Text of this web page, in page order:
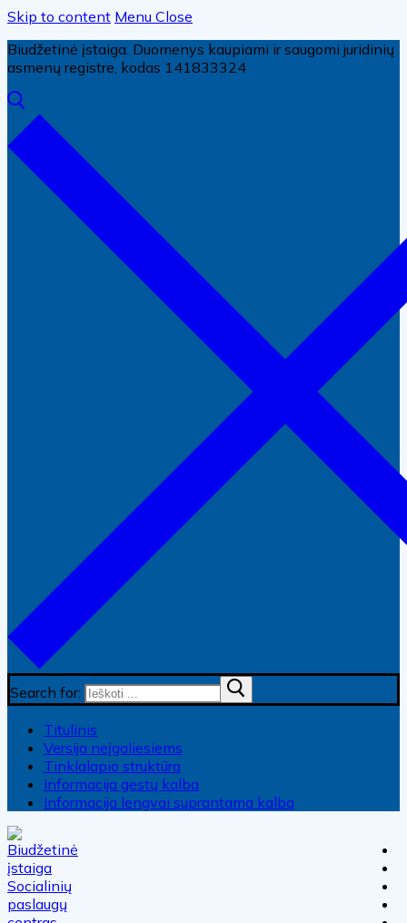
Skip to content Menu Close
Biudžetinė įstaiga. Duomenys kaupiami ir saugomi juridinių
asmenų registre, kodas 141833324
Search for:
Titulinis
Versija neįgaliesiems
Tinklalapio struktūra
Informacija gestų kalba
Informacija lengvai suprantama kalba